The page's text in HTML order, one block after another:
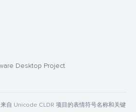
Desktop Project
自 Unicode CLDR 项目的表情符号名称和关键